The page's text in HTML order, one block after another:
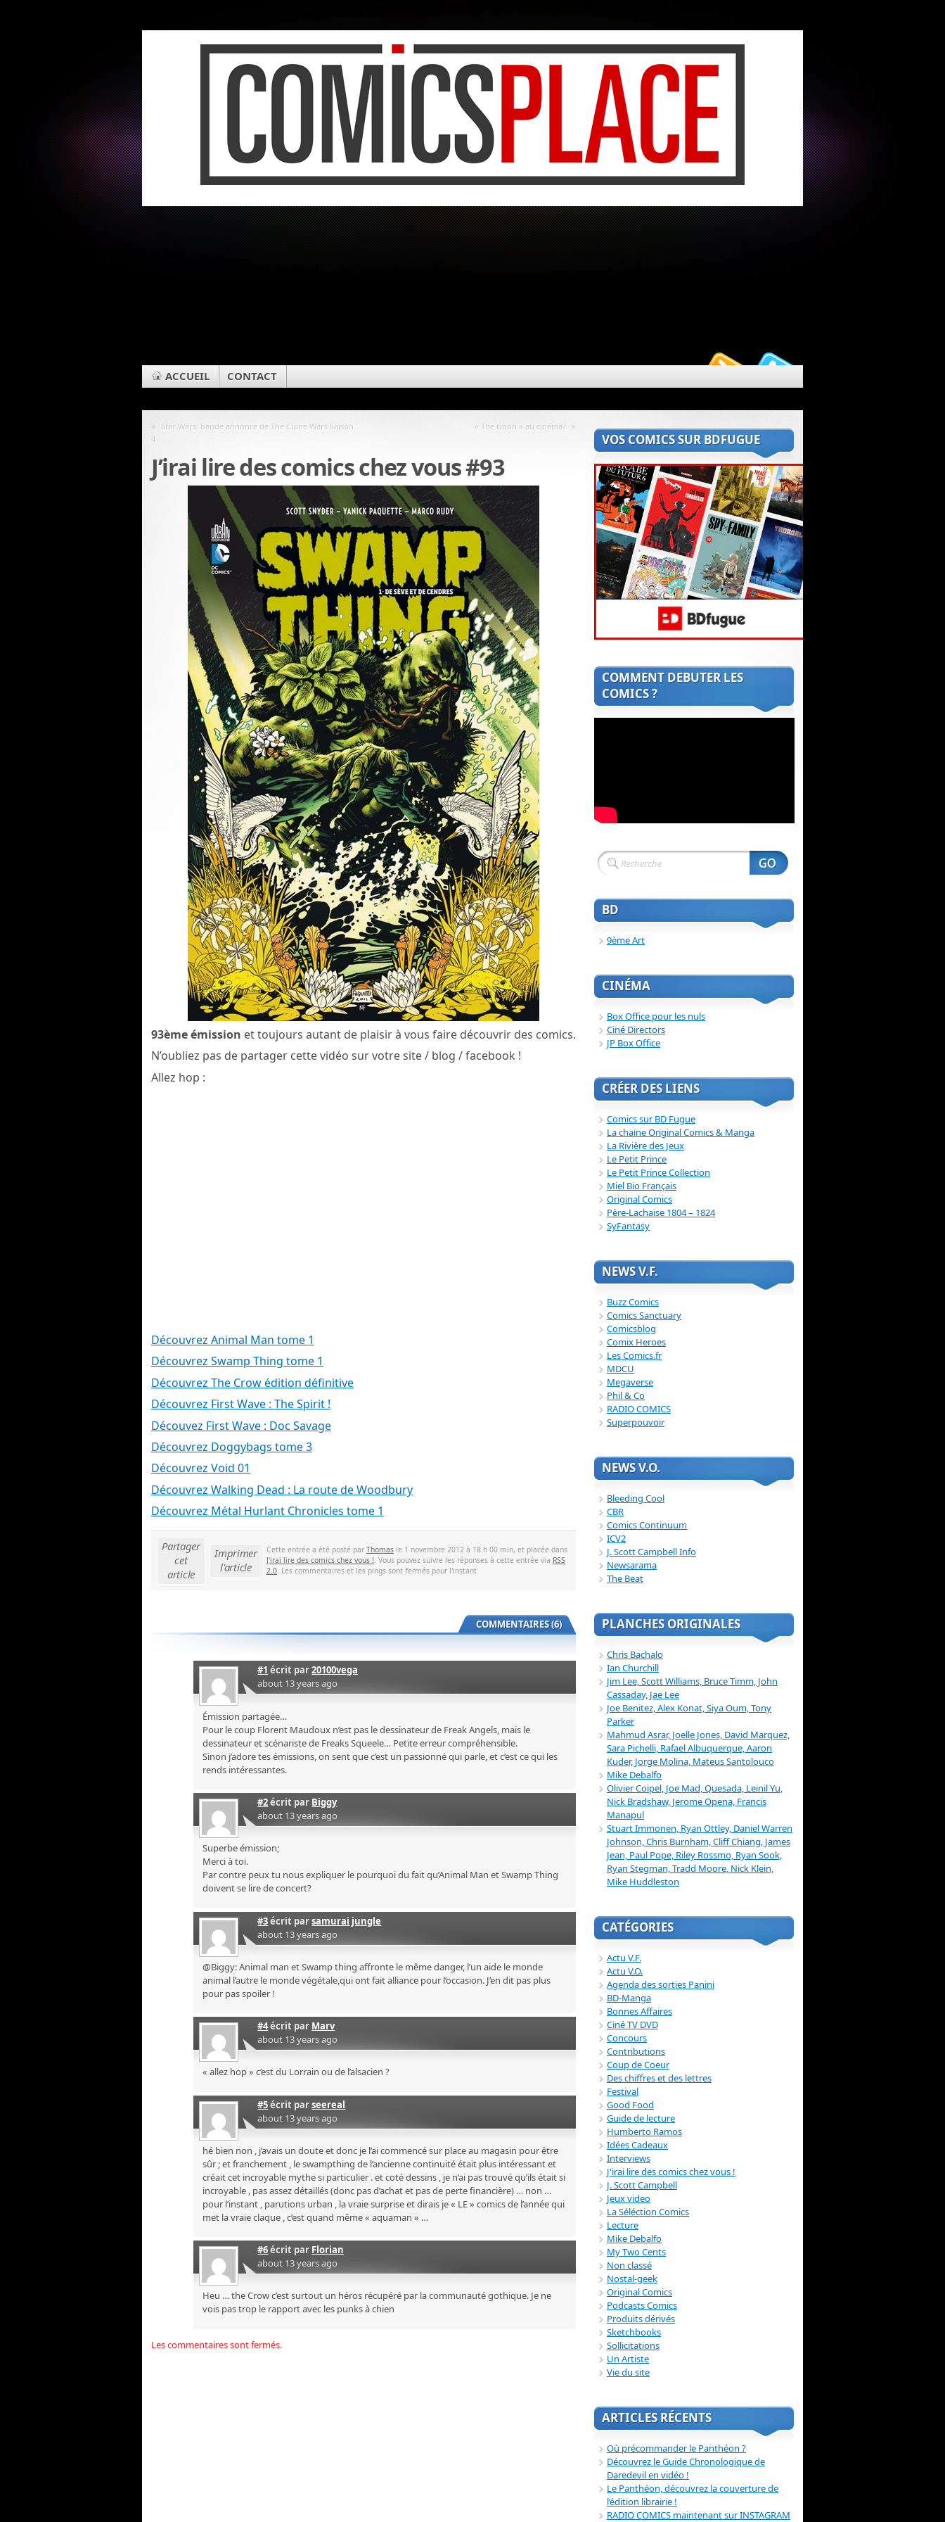
ACCUEIL CONTACT
« Star Wars: bande annonce de The Clone Wars Saison
4
« The Goon » au cinéma? »
J’irai lire des comics chez vous #93
93ème émission et toujours autant de plaisir à vous faire découvrir des comics.
N’oubliez pas de partager cette vidéo sur votre site / blog / facebook !
Allez hop :
Découvrez Animal Man tome 1
Découvrez Swamp Thing tome 1
Découvrez The Crow édition définitive
Découvrez First Wave : The Spirit !
Découvez First Wave : Doc Savage
Découvrez Doggybags tome 3
Découvrez Void 01
Découvrez Walking Dead : La route de Woodbury
Découvrez Métal Hurlant Chronicles tome 1
Partager
cet
article
Imprimer
l'article
Cette entrée a été posté par Thomas le 1 novembre 2012 à 18 h 00 min, et placée dans
J'irai lire des comics chez vous !. Vous pouvez suivre les réponses à cette entrée via RSS
2.0. Les commentaires et les pings sont fermés pour l'instant
COMMENTAIRES (6)
#1 écrit par20100vega
about 13 years ago
Émission partagée…
Pour le coup Florent Maudoux n’est pas le dessinateur de Freak Angels, mais le
dessinateur et scénariste de Freaks Squeele… Petite erreur compréhensible.
Sinon j’adore tes émissions, on sent que c’est un passionné qui parle, et c’est ce qui les
rends intéressantes.
#2écrit par Biggy
about 13 years ago
Superbe émission;
Merci à toi.
Par contre peux tu nous expliquer le pourquoi du fait qu’Animal Man et Swamp Thing
doivent se lire de concert?
#3écrit parsamurai jungle
about 13 years ago
@Biggy: Animal man et Swamp thing affronte le même danger, l’un aide le monde
animal l’autre le monde végétale,qui ont fait alliance pour l’occasion. J’en dit pas plus
pour pas spoiler !
#4écrit par Marv
about 13 years ago
« allez hop » c’est du Lorrain ou de l’alsacien ?
#5écrit parseereal
about 13 years ago
hé bien non , j’avais un doute et donc je l’ai commencé sur place au magasin pour être
sûr ; et franchement , le swampthing de l’ancienne continuité était plus intéressant et
créait cet incroyable mythe si particulier . et coté dessins , je n’ai pas trouvé qu’ils était si
incroyable , pas assez détaillés (donc pas d’achat et pas de perte financière) … non …
pour l’instant , parutions urban , la vraie surprise et dirais je « LE » comics de l’année qui
met la vraie claque , c’est quand même « aquaman » …
#6écrit par Florian
about 13 years ago
Heu … the Crow c’est surtout un héros récupéré par la communauté gothique. Je ne
vois pas trop le rapport avec les punks à chien
Les commentaires sont fermés.
VOS COMICS SUR BDFUGUE
COMMENT DEBUTER LES
COMICS ?
BD
9ème Art
CINÉMA
Box Office pour les nuls
Ciné Directors
JP Box Office
CRÉER DES LIENS
Comics sur BD Fugue
La chaine Original Comics & Manga
La Rivière des Jeux
Le Petit Prince
Le Petit Prince Collection
Miel Bio Français
Original Comics
Père-Lachaise 1804 – 1824
SyFantasy
NEWS V.F.
Buzz Comics
Comics Sanctuary
Comicsblog
Comix Heroes
Les Comics.fr
MDCU
Megaverse
Phil & Co
RADIO COMICS
Superpouvoir
NEWS V.O.
Bleeding Cool
CBR
Comics Continuum
ICV2
J. Scott Campbell Info
Newsarama
The Beat
PLANCHES ORIGINALES
Chris Bachalo
Ian Churchill
Jim Lee, Scott Williams, Bruce Timm, John
Cassaday, Jae Lee
Joe Benitez, Alex Konat, Siya Oum, Tony
Parker
Mahmud Asrar, Joelle Jones, David Marquez,
Sara Pichelli, Rafael Albuquerque, Aaron
Kuder, Jorge Molina, Mateus Santolouco
Mike Debalfo
Olivier Coipel, Joe Mad, Quesada, Leinil Yu,
Nick Bradshaw, Jerome Opena, Francis
Manapul
Stuart Immonen, Ryan Ottley, Daniel Warren
Johnson, Chris Burnham, Cliff Chiang, James
Jean, Paul Pope, Riley Rossmo, Ryan Sook,
Ryan Stegman, Tradd Moore, Nick Klein,
Mike Huddleston
CATÉGORIES
Actu V.F.
Actu V.O.
Agenda des sorties Panini
BD-Manga
Bonnes Affaires
Ciné TV DVD
Concours
Contributions
Coup de Coeur
Des chiffres et des lettres
Festival
Good Food
Guide de lecture
Humberto Ramos
Idées Cadeaux
Interviews
J'irai lire des comics chez vous !
J. Scott Campbell
Jeux video
La Séléction Comics
Lecture
Mike Debalfo
My Two Cents
Non classé
Nostal-geek
Original Comics
Podcasts Comics
Produits dérivés
Sketchbooks
Sollicitations
Un Artiste
Vie du site
ARTICLES RÉCENTS
Où précommander le Panthéon ?
Découvrez le Guide Chronologique de
Daredevil en vidéo !
Le Panthéon, découvrez la couverture de
l’édition librairie !
RADIO COMICS maintenant sur INSTAGRAM